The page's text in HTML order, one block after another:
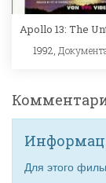
Apollo 13: The
1992,
Для этого